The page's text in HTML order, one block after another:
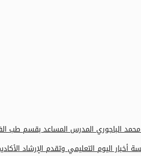
محمد الباجوري المدرس المساعد بقسم
اليوم التعليمي وتقدم الإرشاد